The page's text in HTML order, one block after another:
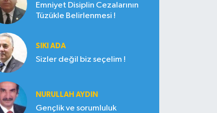
Emniyet Disiplin Cezalarının
Tüzükle Belirlenmesi !
SIKI ADA
Sizler değil biz seçelim !
NURULLAH AYDIN
Gençlik ve sorumluluk